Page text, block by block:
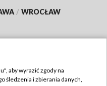
/ WROCŁAW
aby wyrazić zgody na
śledzenia i zbierania danych,